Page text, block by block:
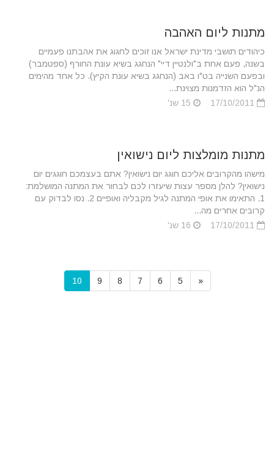
מתנות ליום האהבה
כיהודים תושבי מדינת ישראל אנו זוכים לחגוג את אהבתנו פעמיים
בשנה, פעם אחת ב"ולנטיין דיי" הנחגג בשיא עונת החורף (ספטמבר)
ובפעם השנייה בט"ו באב (הנחגג בשיא עונת הקיץ). כל אחד מהימים
הנ"ל הוא הזדמנות מצוינת...
מתנות מומלצות ליום נישואין
מישהו מהקרובים אליכם חוגג יום נישואין? אתם בעצמכם חוגגים יום
נישואין? להלן מספר עצות שיעזרו לכם לבחור את המתנה המושלמת:
1. התאימו את אופי המתנה לגיל מקבליה ואופיים 2. נסו לבדוק עם
קרובים אחרים מה...
«
5
6
7
8
9
10